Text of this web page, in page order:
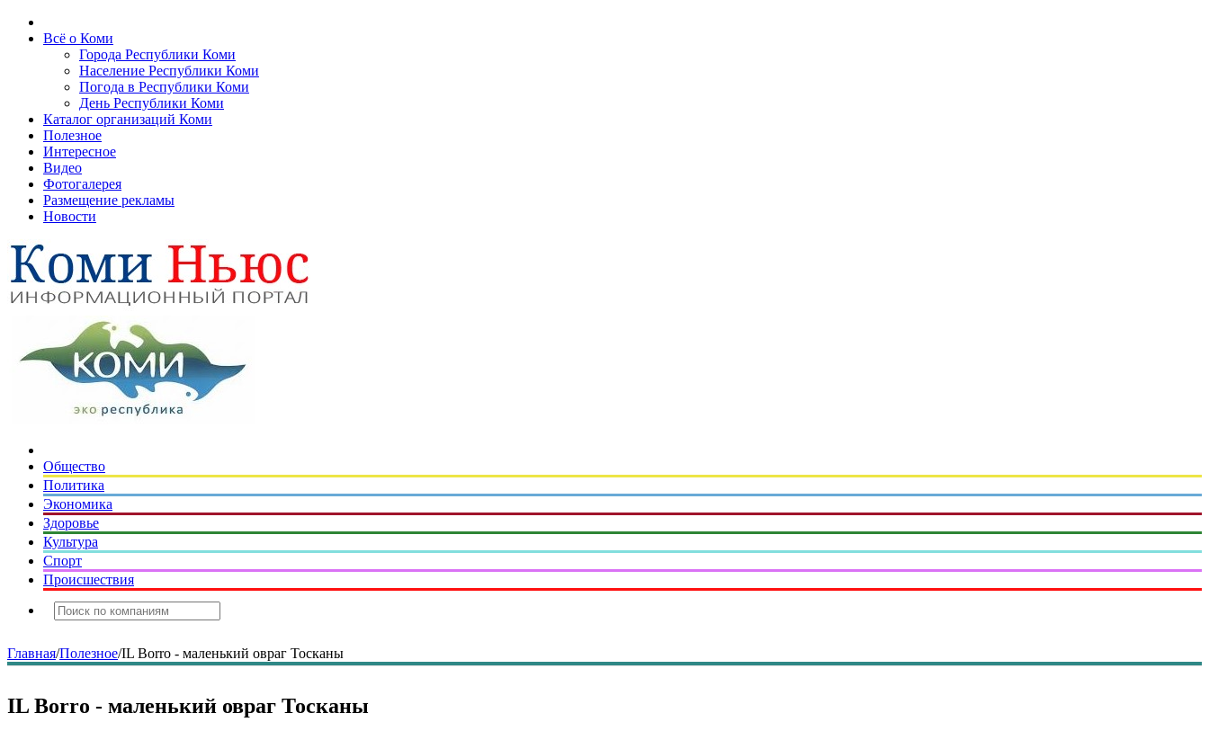
Всё о Коми
Города Республики Коми
Население Республики Коми
Погода в Республики Коми
День Республики Коми
Каталог организаций Коми
Полезное
Интересное
Видео
Фотогалерея
Размещение рекламы
Новости
Общество
Политика
Экономика
Здоровье
Культура
Спорт
Происшествия
Главная/Полезное/IL Borro - маленький овраг Тосканы
IL Borro - маленький овраг Тосканы